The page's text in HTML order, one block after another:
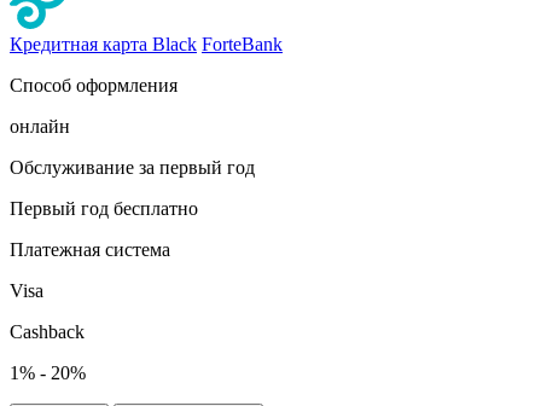
Кредитная карта Black ForteBank
Способ оформления
онлайн
Обслуживание за первый год
Первый год бесплатно
Платежная система
Visa
Cashback
1% - 20%